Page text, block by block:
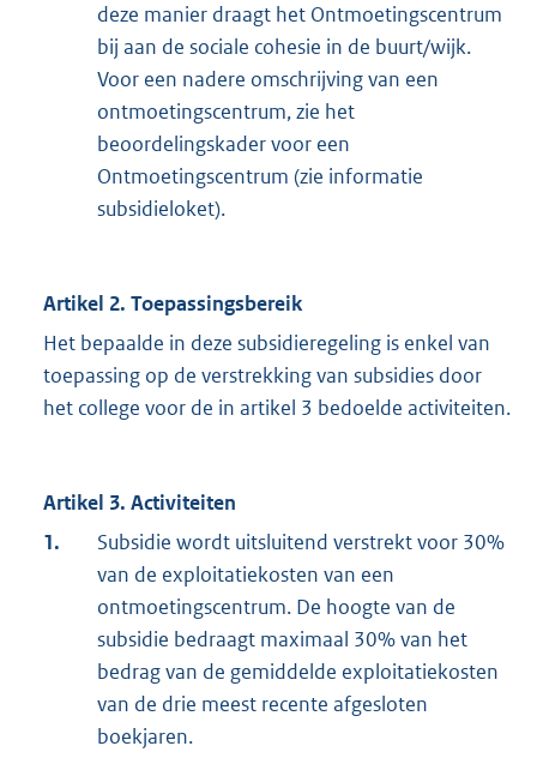
deze manier draagt het Ontmoetingscentrum
bij aan de sociale cohesie in de buurt/wijk.
Voor een nadere omschrijving van een
ontmoetingscentrum, zie het
beoordelingskader voor een
Ontmoetingscentrum (zie informatie
subsidieloket).
Artikel 2. Toepassingsbereik
Het bepaalde in deze subsidieregeling is enkel van
toepassing op de verstrekking van subsidies door
het college voor de in artikel 3 bedoelde activiteiten.
Artikel 3. Activiteiten
1.
Subsidie wordt uitsluitend verstrekt voor 30%
van de exploitatiekosten van een
ontmoetingscentrum. De hoogte van de
subsidie bedraagt maximaal 30% van het
bedrag van de gemiddelde exploitatiekosten
van de drie meest recente afgesloten
boekjaren.